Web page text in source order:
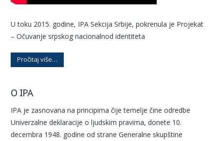
U toku 2015. godine, IPA Sekcija Srbije, pokrenula je Projekat
– Očuvanje srpskog nacionalnod identiteta
Pročitaj više…
O IPA
IPA je zasnovana na principima čije temelje čine odredbe
Univerzalne deklaracije o ljudskim pravima, donete 10.
decembra 1948. godine od strane Generalne skupštine